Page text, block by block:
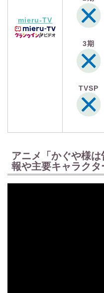
mieru-TV
3期
TVSP
アニメ「かぐや様
報や主要キャラク